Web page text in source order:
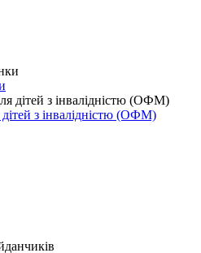
з інвалідністю (ОФМ)